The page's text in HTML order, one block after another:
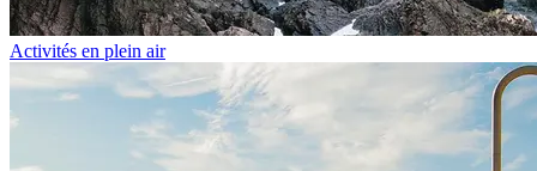
Activités en plein air